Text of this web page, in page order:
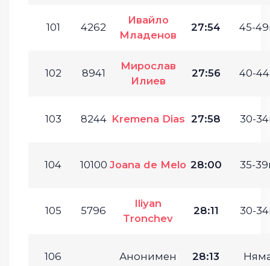
101 4262
Ивайло
Младенов
27:54 45-
102 8941
Мирослав
Илиев
27:56 40-
103 8244 Kremena Dias 27:58 30-
104 10100 Joana de Melo 28:00 35-
105 5796
Iliyan
Tronchev
28:11 30-
106 Анонимен 28:13